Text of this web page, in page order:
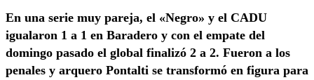
En una serie muy pareja, el «Negro» y el CADU
igualaron 1 a 1 en Baradero y con el empate del
domingo pasado el global finalizó 2 a 2. Fueron a los
penales y arquero Pontalti se transformó en figura para